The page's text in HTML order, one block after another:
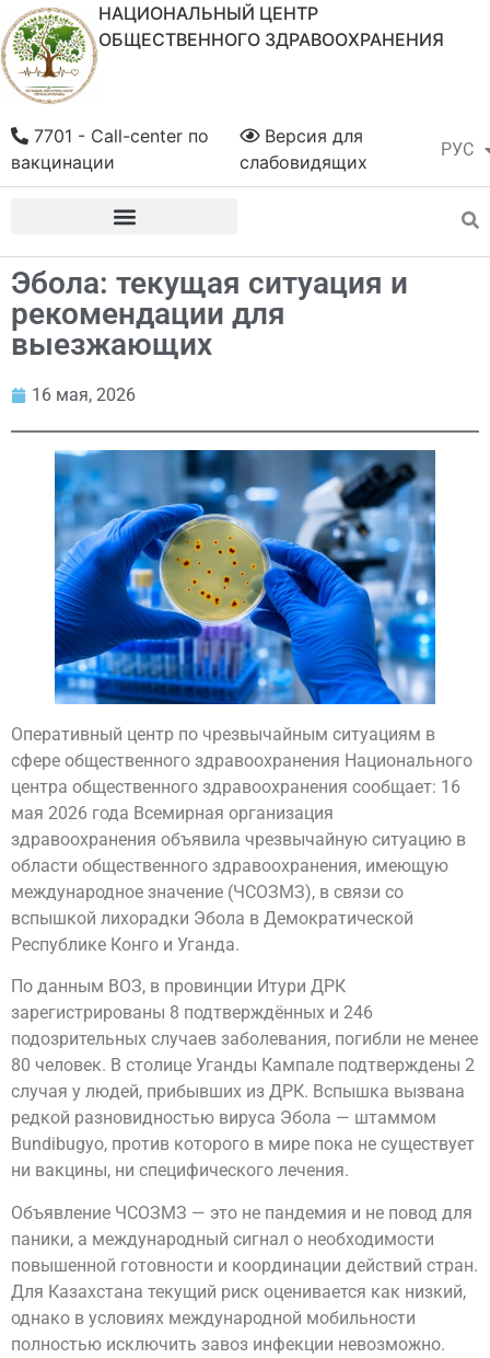
НАЦИОНАЛЬНЫЙ ЦЕНТР
ОБЩЕСТВЕННОГО ЗДРАВООХРАНЕНИЯ
РУС
ҚАЗ
Версия для
слабовидящих
7701 - Call-center по
вакцинации
Эбола: текущая ситуация и
рекомендации для
выезжающих
16 мая, 2026
Оперативный центр по чрезвычайным ситуациям в
сфере общественного здравоохранения Национального
центра общественного здравоохранения сообщает: 16
мая 2026 года Всемирная организация
здравоохранения объявила чрезвычайную ситуацию в
области общественного здравоохранения, имеющую
международное значение (ЧСОЗМЗ), в связи со
вспышкой лихорадки Эбола в Демократической
Республике Конго и Уганда.
По данным ВОЗ, в провинции Итури ДРК
зарегистрированы 8 подтверждённых и 246
подозрительных случаев заболевания, погибли не менее
80 человек. В столице Уганды Кампале подтверждены 2
случая у людей, прибывших из ДРК. Вспышка вызвана
редкой разновидностью вируса Эбола — штаммом
Bundibugyo, против которого в мире пока не существует
ни вакцины, ни специфического лечения.
Объявление ЧСОЗМЗ — это не пандемия и не повод для
паники, а международный сигнал о необходимости
повышенной готовности и координации действий стран.
Для Казахстана текущий риск оценивается как низкий,
однако в условиях международной мобильности
полностью исключить завоз инфекции невозможно.